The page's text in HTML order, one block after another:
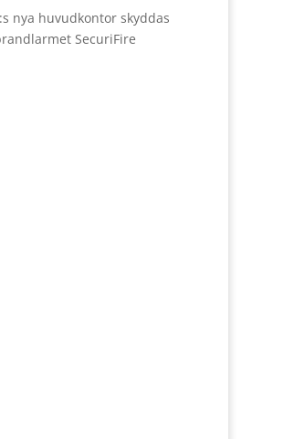
nya huvudkontor skyddas
SecuriFire